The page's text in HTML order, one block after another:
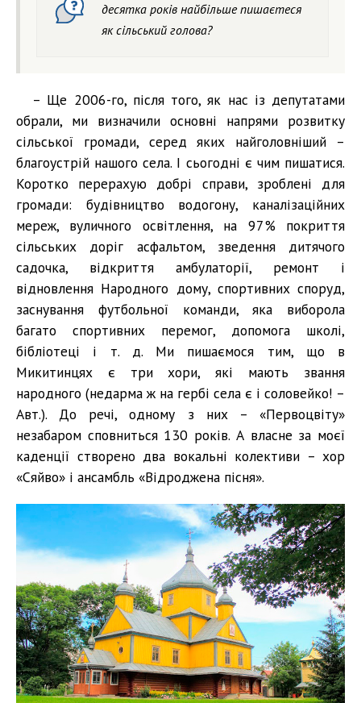
десятка років найбільше пишаєтеся
як сільський голова?
– Ще 2006-го, після того, як нас із депутатами
обрали, ми визначили основні напрями розвитку
сільської громади, серед яких найголовніший –
благоустрій нашого села. І сьогодні є чим пишатися.
Коротко перерахую добрі справи, зроблені для
громади: будівництво водогону, каналізаційних
мереж, вуличного освітлення, на 97% покриття
сільських доріг асфальтом, зведення дитячого
садочка, відкриття амбулаторії, ремонт і
відновлення Народного дому, спортивних споруд,
заснування футбольної команди, яка виборола
багато спортивних перемог, допомога школі,
бібліотеці і т. д. Ми пишаємося тим, що в
Микитинцях є три хори, які мають звання
народного (недарма ж на гербі села є і соловейко! –
Авт.). До речі, одному з них – «Первоцвіту»
незабаром сповниться 130 років. А власне за моєї
каденції створено два вокальні колективи – хор
«Сяйво» і ансамбль «Відроджена пісня».